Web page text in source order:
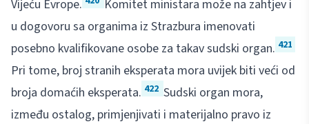
Vijeću Evrope.
Komitet ministara može na zahtjev i
u dogovoru sa organima iz Strazbura imenovati
posebno kvalifikovane osobe za takav sudski organ. 421
Pri tome, broj stranih eksperata mora uvijek biti veći od
broja domaćih eksperata. 422 Sudski organ mora,
između ostalog, primjenjivati i materijalno pravo iz